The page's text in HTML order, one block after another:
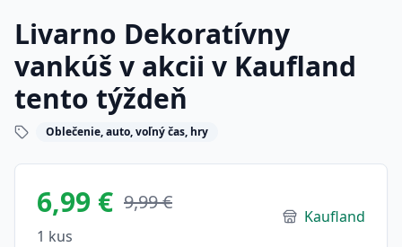
Livarno Dekoratívny
vankúš v akcii v Kaufland
tento týždeň
Oblečenie, auto, voľný čas, hry
6,99 € 9,99 €
1 kus
Kaufland